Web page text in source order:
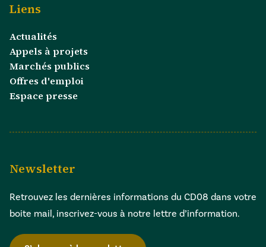
Liens
Actualités
Appels à projets
Marchés publics
Offres d'emploi
Espace presse
Newsletter
Retrouvez les dernières informations du CD08 dans votre
boite mail, inscrivez-vous à notre lettre d’information.